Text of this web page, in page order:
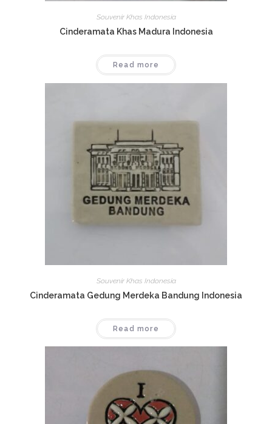
Souvenir Khas Indonesia
Cinderamata Khas Madura Indonesia
Read more
Souvenir Khas Indonesia
Cinderamata Gedung Merdeka Bandung Indonesia
Read more